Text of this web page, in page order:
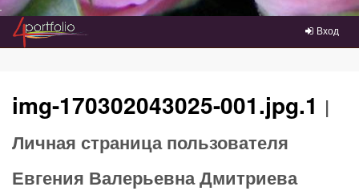
Преейти на главное меню
Вход
img-170302043025-001.jpg.1 |
Личная страница пользователя
Евгения Валерьевна Дмитриева